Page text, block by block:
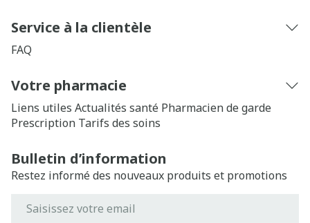
Service à la clientèle
FAQ
Votre pharmacie
Liens utiles Actualités santé Pharmacien de garde
Prescription Tarifs des soins
Bulletin d’information
Restez informé des nouveaux produits et promotions